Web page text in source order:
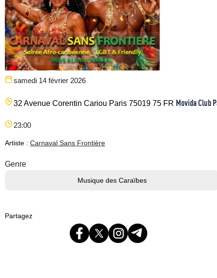
samedi 14 février 2026
32 Avenue Corentin Cariou Paris 75019 75 FR Movida Club
23:00
Artiste : Carnaval Sans Frontière
Genre
Musique des Caraïbes
Partagez